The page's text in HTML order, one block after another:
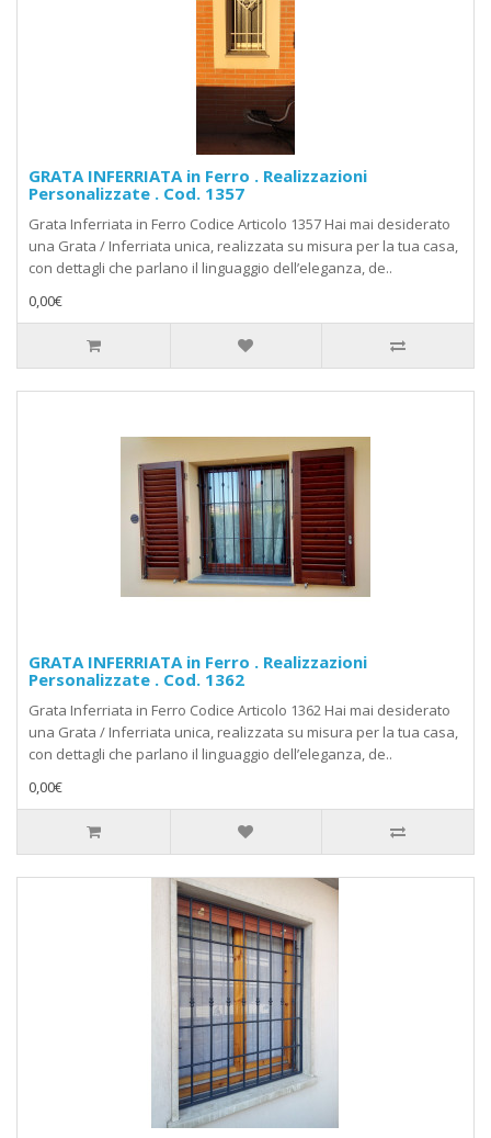
GRATA INFERRIATA in Ferro . Realizzazioni
Personalizzate . Cod. 1357
Grata Inferriata in Ferro Codice Articolo 1357 Hai mai desiderato
una Grata / Inferriata unica, realizzata su misura per la tua casa,
con dettagli che parlano il linguaggio dell’eleganza, de..
0,00€
GRATA INFERRIATA in Ferro . Realizzazioni
Personalizzate . Cod. 1362
Grata Inferriata in Ferro Codice Articolo 1362 Hai mai desiderato
una Grata / Inferriata unica, realizzata su misura per la tua casa,
con dettagli che parlano il linguaggio dell’eleganza, de..
0,00€